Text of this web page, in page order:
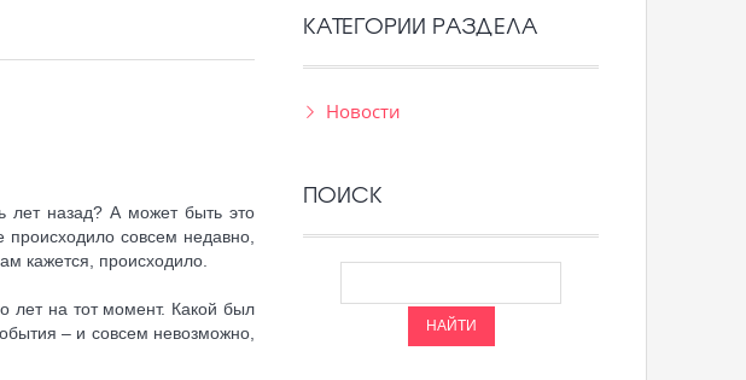
лет назад? А может быть это
совсем недавно,
кажется, происходило.
лет на тот момент. Какой был
– и совсем невозможно,
КАТЕГОРИИ РАЗДЕЛА
Новости
ПОИСК